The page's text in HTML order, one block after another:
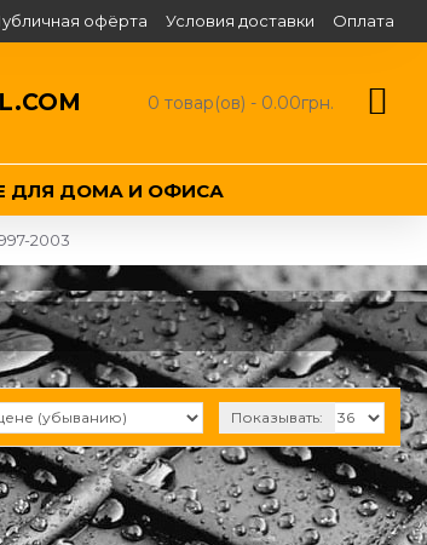
офёрта Условия доставки Оплата
0 товар(ов) - 0.00грн.
ДЛЯ ДОМА И ОФИСА
2003
Показывать: